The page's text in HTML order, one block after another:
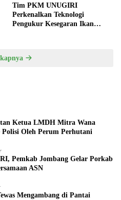
Tim PKM UNUGIRI
Perkenalkan Teknologi
Pengukur Kesegaran Ikan
Ketua LMDH Mitra Wana
Oleh Perum Perhutani
Pemkab Jombang Gelar Porkab
ASN
Mengambang di Pantai